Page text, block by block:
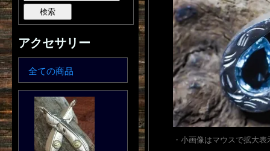
・小画像はマウスで拡大
アクセサリー
全ての商品